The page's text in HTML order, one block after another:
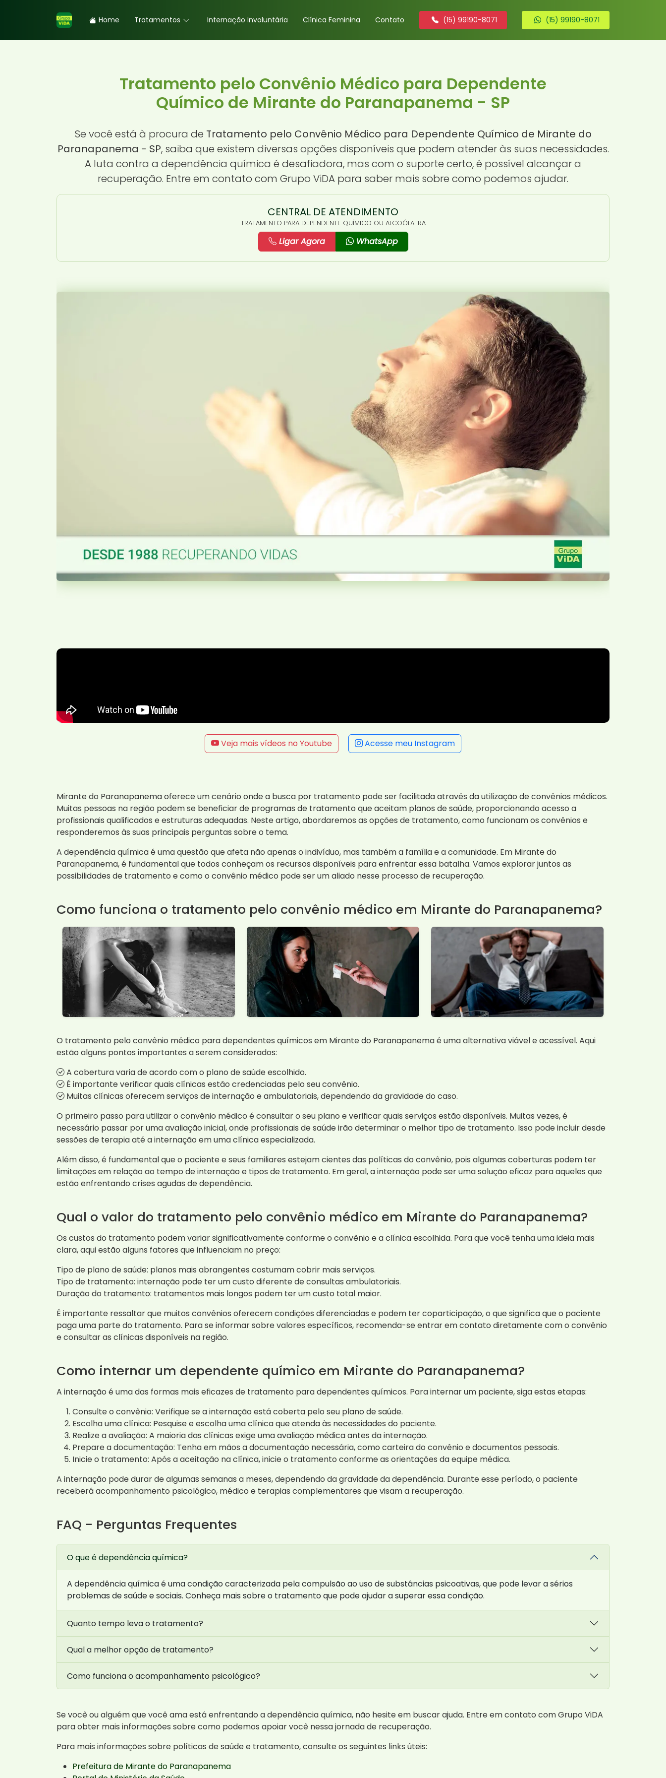
Home Tratamentos Internação Involuntária Clínica Feminina Contato (15) 99190-8071 (15) 99190-8071
Tratamento pelo Convênio Médico para Dependente
Químico de Mirante do Paranapanema - SP
Se você está à procura de Tratamento pelo Convênio Médico para Dependente Químico de Mirante do
Paranapanema - SP, saiba que existem diversas opções disponíveis que podem atender às suas necessidades.
A luta contra a dependência química é desafiadora, mas com o suporte certo, é possível alcançar a
recuperação. Entre em contato com Grupo ViDA para saber mais sobre como podemos ajudar.
CENTRAL DE ATENDIMENTO
TRATAMENTO PARA DEPENDENTE QUÍMICO OU ALCOÓLATRA
Ligar Agora WhatsApp
Veja mais vídeos no Youtube Acesse meu Instagram
Mirante do Paranapanema oferece um cenário onde a busca por tratamento pode ser facilitada através da utilização de convênios médicos.
Muitas pessoas na região podem se beneficiar de programas de tratamento que aceitam planos de saúde, proporcionando acesso a
profissionais qualificados e estruturas adequadas. Neste artigo, abordaremos as opções de tratamento, como funcionam os convênios e
responderemos às suas principais perguntas sobre o tema.
A dependência química é uma questão que afeta não apenas o indivíduo, mas também a família e a comunidade. Em Mirante do
Paranapanema, é fundamental que todos conheçam os recursos disponíveis para enfrentar essa batalha. Vamos explorar juntos as
possibilidades de tratamento e como o convênio médico pode ser um aliado nesse processo de recuperação.
Como funciona o tratamento pelo convênio médico em Mirante do Paranapanema?
O tratamento pelo convênio médico para dependentes químicos em Mirante do Paranapanema é uma alternativa viável e acessível. Aqui
estão alguns pontos importantes a serem considerados:
A cobertura varia de acordo com o plano de saúde escolhido.
É importante verificar quais clínicas estão credenciadas pelo seu convênio.
Muitas clínicas oferecem serviços de internação e ambulatoriais, dependendo da gravidade do caso.
O primeiro passo para utilizar o convênio médico é consultar o seu plano e verificar quais serviços estão disponíveis. Muitas vezes, é
necessário passar por uma avaliação inicial, onde profissionais de saúde irão determinar o melhor tipo de tratamento. Isso pode incluir desde
sessões de terapia até a internação em uma clínica especializada.
Além disso, é fundamental que o paciente e seus familiares estejam cientes das políticas do convênio, pois algumas coberturas podem ter
limitações em relação ao tempo de internação e tipos de tratamento. Em geral, a internação pode ser uma solução eficaz para aqueles que
estão enfrentando crises agudas de dependência.
Qual o valor do tratamento pelo convênio médico em Mirante do Paranapanema?
Os custos do tratamento podem variar significativamente conforme o convênio e a clínica escolhida. Para que você tenha uma ideia mais
clara, aqui estão alguns fatores que influenciam no preço:
Tipo de plano de saúde: planos mais abrangentes costumam cobrir mais serviços.
Tipo de tratamento: internação pode ter um custo diferente de consultas ambulatoriais.
Duração do tratamento: tratamentos mais longos podem ter um custo total maior.
É importante ressaltar que muitos convênios oferecem condições diferenciadas e podem ter coparticipação, o que significa que o paciente
paga uma parte do tratamento. Para se informar sobre valores específicos, recomenda-se entrar em contato diretamente com o convênio
e consultar as clínicas disponíveis na região.
Como internar um dependente químico em Mirante do Paranapanema?
A internação é uma das formas mais eficazes de tratamento para dependentes químicos. Para internar um paciente, siga estas etapas:
Consulte o convênio: Verifique se a internação está coberta pelo seu plano de saúde.
Escolha uma clínica: Pesquise e escolha uma clínica que atenda às necessidades do paciente.
Realize a avaliação: A maioria das clínicas exige uma avaliação médica antes da internação.
Prepare a documentação: Tenha em mãos a documentação necessária, como carteira do convênio e documentos pessoais.
Inicie o tratamento: Após a aceitação na clínica, inicie o tratamento conforme as orientações da equipe médica.
A internação pode durar de algumas semanas a meses, dependendo da gravidade da dependência. Durante esse período, o paciente
receberá acompanhamento psicológico, médico e terapias complementares que visam a recuperação.
FAQ - Perguntas Frequentes
O que é dependência química?
A dependência química é uma condição caracterizada pela compulsão ao uso de substâncias psicoativas, que pode levar a sérios
problemas de saúde e sociais. Conheça mais sobre o tratamento que pode ajudar a superar essa condição.
Quanto tempo leva o tratamento?
Qual a melhor opção de tratamento?
Como funciona o acompanhamento psicológico?
Se você ou alguém que você ama está enfrentando a dependência química, não hesite em buscar ajuda. Entre em contato com Grupo ViDA
para obter mais informações sobre como podemos apoiar você nessa jornada de recuperação.
Para mais informações sobre políticas de saúde e tratamento, consulte os seguintes links úteis:
Prefeitura de Mirante do Paranapanema